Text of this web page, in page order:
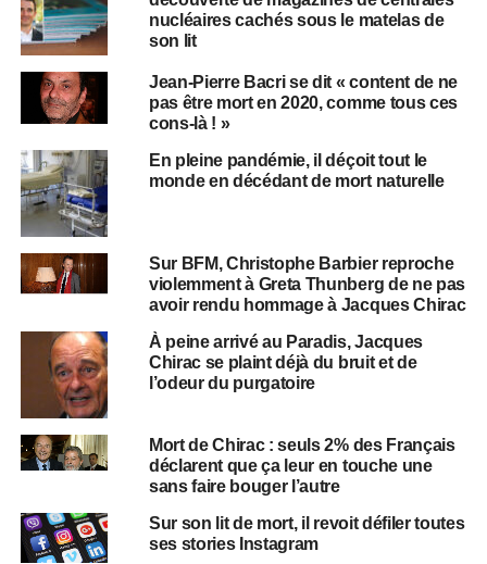
nucléaires cachés sous le matelas de
son lit
Jean-Pierre Bacri se dit « content de ne
pas être mort en 2020, comme tous ces
cons-là ! »
En pleine pandémie, il déçoit tout le
monde en décédant de mort naturelle
Sur BFM, Christophe Barbier reproche
violemment à Greta Thunberg de ne pas
avoir rendu hommage à Jacques Chirac
À peine arrivé au Paradis, Jacques
Chirac se plaint déjà du bruit et de
l’odeur du purgatoire
Mort de Chirac : seuls 2% des Français
déclarent que ça leur en touche une
sans faire bouger l’autre
Sur son lit de mort, il revoit défiler toutes
ses stories Instagram